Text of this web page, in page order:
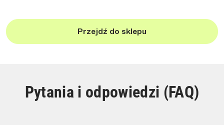
Przejdź do sklepu
Pytania i odpowiedzi (FAQ)